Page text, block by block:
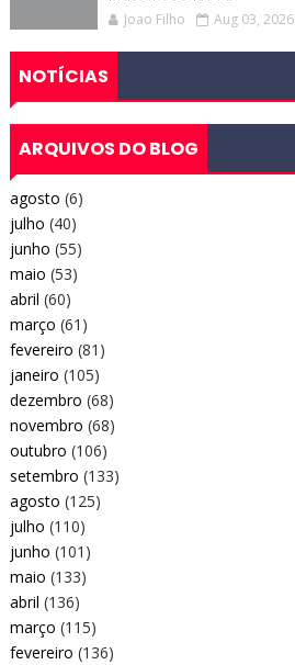
Joao Filho Aug 03, 2026
NOTÍCIAS
ARQUIVOS DO BLOG
agosto (6)
julho (40)
junho (55)
maio (53)
abril (60)
março (61)
fevereiro (81)
janeiro (105)
dezembro (68)
novembro (68)
outubro (106)
setembro (133)
agosto (125)
julho (110)
junho (101)
maio (133)
abril (136)
março (115)
fevereiro (136)